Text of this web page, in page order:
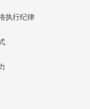
执行纪律